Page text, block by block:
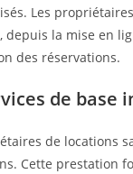
Les
depuis la mise en
des réservations.
de base
de locations
Cette prestation